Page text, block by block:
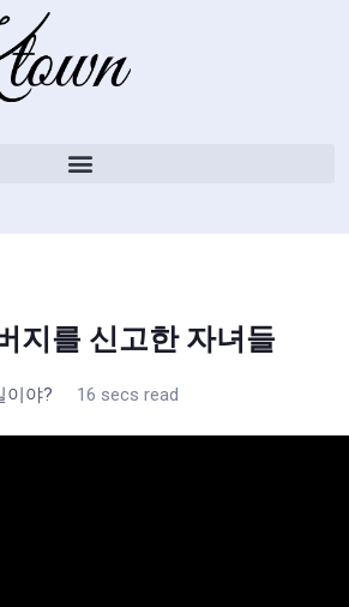
지를 신고한 자녀들
이야? 16 secs read